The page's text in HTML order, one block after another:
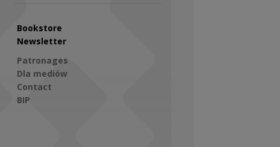
Bookstore
Newsletter
Patronages
Dla mediów
Contact
BIP